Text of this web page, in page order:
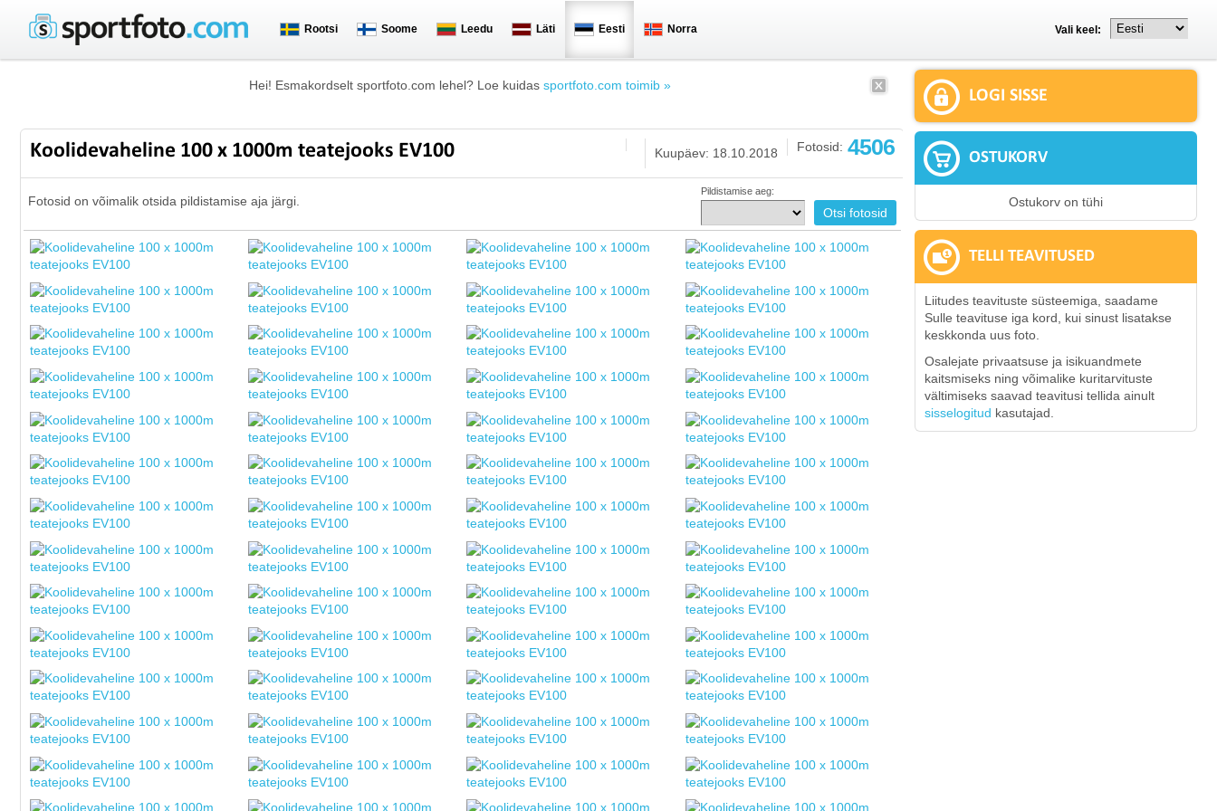
Rootsi Soome Leedu Läti Eesti Norra Vali keel:
Hei! Esmakordselt sportfoto.com lehel? Loe kuidas sportfoto.com toimib »
Koolidevaheline 100 x 1000m teatejooks EV100 Fotosid: 4506
Kuupäev: 18.10.2018
Fotosid on võimalik otsida pildistamise aja järgi.
Pildistamise aeg:
LOGI SISSE
OSTUKORV
Ostukorv on tühi
TELLI TEAVITUSED
Liitudes teavituste süsteemiga, saadame
Sulle teavituse iga kord, kui sinust lisatakse
keskkonda uus foto.
Osalejate privaatsuse ja isikuandmete
kaitsmiseks ning võimalike kuritarvituste
vältimiseks saavad teavitusi tellida ainult
sisselogitud kasutajad.